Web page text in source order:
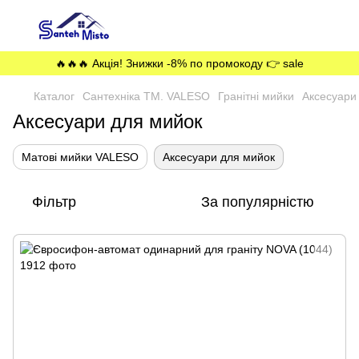
🔥🔥🔥 Акція! Знижки -8% по промокоду 👉 sale
Каталог Сантехніка ТМ. VALESO Гранітні мийки
Аксесуари для мийок
Матові мийки VALESO Аксесуари для мийок
Фільтр За популярністю